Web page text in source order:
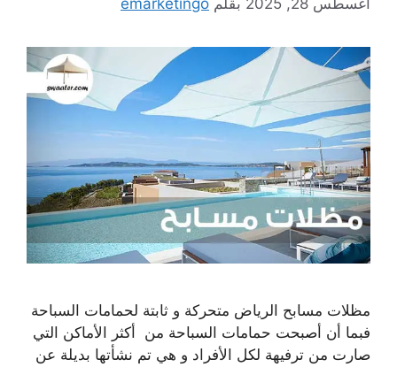
مظلات مسابح الرياض متحركة و ثابتة لحمامات السباحة
فبما أن أصبحت حمامات السباحة من أكثر الأماكن التي
صارت من ترفيهة لكل الأفراد و هي تم نشأتها بديلة عن